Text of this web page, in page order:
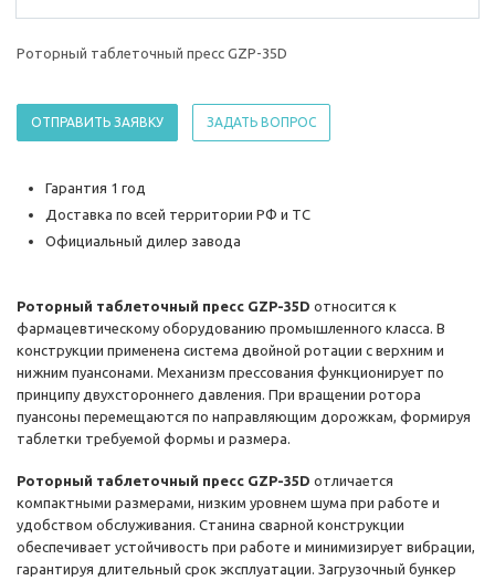
Роторный таблеточный пресс GZP-35D
ОТПРАВИТЬ ЗАЯВКУ ЗАДАТЬ ВОПРОС
Гарантия 1 год
Доставка по всей территории РФ и ТС
Официальный дилер завода
Роторный таблеточный пресс GZP-35D относится к
фармацевтическому оборудованию промышленного класса. В
конструкции применена система двойной ротации с верхним и
нижним пуансонами. Механизм прессования функционирует по
принципу двухстороннего давления. При вращении ротора
пуансоны перемещаются по направляющим дорожкам, формируя
таблетки требуемой формы и размера.
Роторный таблеточный пресс GZP-35D отличается
компактными размерами, низким уровнем шума при работе и
удобством обслуживания. Станина сварной конструкции
обеспечивает устойчивость при работе и минимизирует вибрации,
гарантируя длительный срок эксплуатации. Загрузочный бункер